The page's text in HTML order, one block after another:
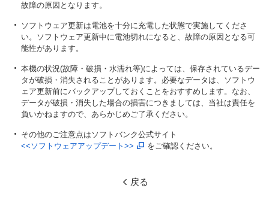
故障の原因となります。
ソフトウェア更新は電池を十分に充電した状態で実施してくださ
い。ソフトウェア更新中に電池切れになると、故障の原因となる可
能性があります。
本機の状況(故障・破損・水濡れ等)によっては、保存されているデー
タが破損・消失されることがあります。必要なデータは、ソフトウ
ェア更新前にバックアップしておくことをおすすめします。なお、
データが破損・消失した場合の損害につきましては、当社は責任を
負いかねますので、あらかじめご了承ください。
その他のご注意点はソフトバンク公式サイト
<<ソフトウェアアップデート>>
をご確認ください。
戻る